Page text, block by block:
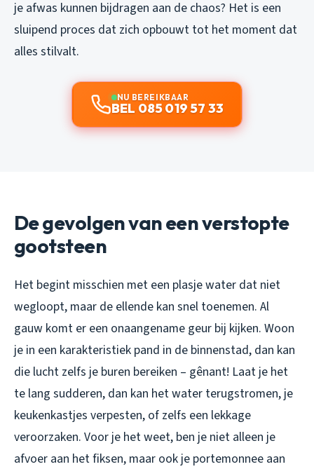
je afwas kunnen bijdragen aan de chaos? Het is een
sluipend proces dat zich opbouwt tot het moment dat
alles stilvalt.
NU BEREIKBAAR
BEL 085 019 57 33
De gevolgen van een verstopte
gootsteen
Het begint misschien met een plasje water dat niet
wegloopt, maar de ellende kan snel toenemen. Al
gauw komt er een onaangename geur bij kijken. Woon
je in een karakteristiek pand in de binnenstad, dan kan
die lucht zelfs je buren bereiken – gênant! Laat je het
te lang sudderen, dan kan het water terugstromen, je
keukenkastjes verpesten, of zelfs een lekkage
veroorzaken. Voor je het weet, ben je niet alleen je
afvoer aan het fiksen, maar ook je portemonnee aan